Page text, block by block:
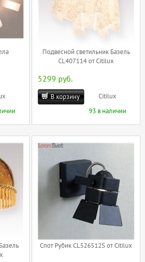
Подвесной светильник Базель
CL407114 от Citilux
5299 руб.
В корзину
Citilux
93 в наличии
Спот Рубик CL526512S от Citilux